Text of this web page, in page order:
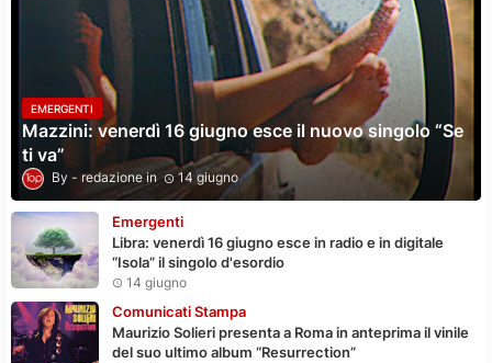
EMERGENTI
Mazzini: venerdì 16 giugno esce il nuovo singolo “Se
ti va”
redazione 14 giugno
Emergenti
Libra: venerdì 16 giugno esce in radio e in digitale
“Isola” il singolo d'esordio
14 giugno
Comunicati Stampa
Maurizio Solieri presenta a Roma in anteprima il vinile
del suo ultimo album “Resurrection”